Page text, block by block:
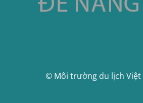
© Môi trường du lịch Việt